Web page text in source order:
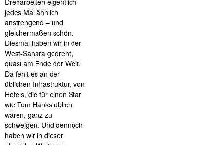
Dreharbeiten eigentlich
jedes Mal ähnlich
anstrengend – und
gleichermaßen schön.
Diesmal haben wir in der
West-Sahara gedreht,
quasi am Ende der Welt.
Da fehlt es an der
üblichen Infrastruktur, von
Hotels, die für einen Star
wie Tom Hanks üblich
wären, ganz zu
schweigen. Und dennoch
haben wir in dieser